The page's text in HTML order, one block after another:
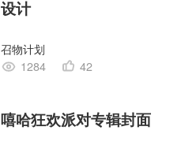
设计
召物计划
1284
42
嘻哈狂欢派对专辑封面